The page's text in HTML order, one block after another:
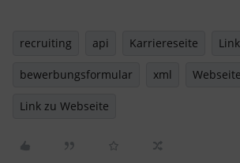
recruiting api Karriereseite
bewerbungsformular xml Webseite
Link zu Webseite